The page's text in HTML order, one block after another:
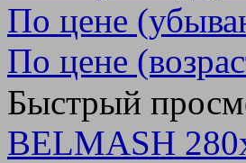
По цене
По цене
Быстрый
BELMASH